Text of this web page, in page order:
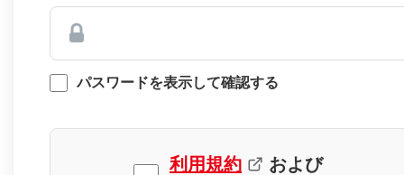
パスワードを表示して確認する
利用規約
および